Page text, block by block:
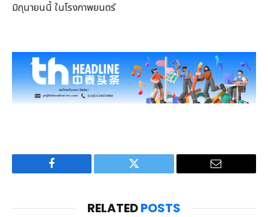
มิถุนายนนี้ ในโรงภาพยนตร์
Facebook Twitter Email
RELATEDPOSTS